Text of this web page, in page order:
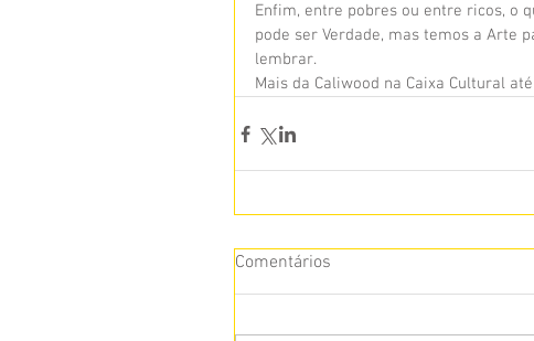
Enfim, entre pobres ou entre ricos, o
pode ser Verdade, mas temos a Arte
lembrar.
Mais da Caliwood na Caixa Cultural
Comentários